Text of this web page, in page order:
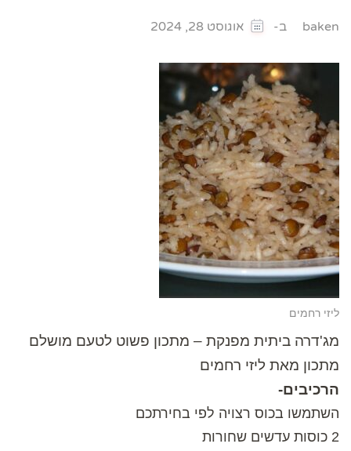
baken ב- אוגוסט 28, 2024
ליזי רחמים
מג'דרה ביתית מפנקת – מתכון פשוט לטעם מושלם
מתכון מאת ליזי רחמים
הרכיבים-
השתמשו בכוס רצויה לפי בחירתכם
2 כוסות עדשים שחורות